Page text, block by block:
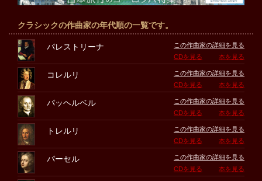
クラシックの作曲家の年代順の一覧です。
パレストリーナ
この作曲家の詳細を見る
CDを見る
本を見る
コレルリ
この作曲家の詳細を見る
CDを見る
本を見る
パッヘルベル
この作曲家の詳細を見る
CDを見る
本を見る
トレルリ
この作曲家の詳細を見る
CDを見る
本を見る
パーセル
この作曲家の詳細を見る
CDを見る
本を見る